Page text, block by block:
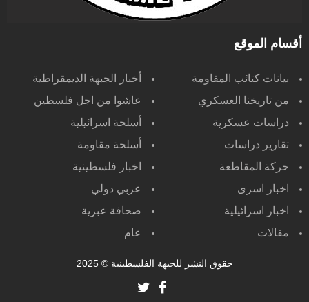
أقسام الموقع
بيانات كتائب المقاومة
أخبار الجبهة الديمقراطية
من تاريخنا العسكري
عاشوا من اجل فلسطين
دراسات عسكرية
أسلحة اسرائيلية
تقارير دراسات
أسلحة مقاومة
حركة المقاطعة
اخبار فلسطينية
اخبار اسرى
عربي دولي
اخبار اسرائيلية
صحافة عبرية
مقالات
عام
حقوق النشر للجبهة الفلسطينية© 2025